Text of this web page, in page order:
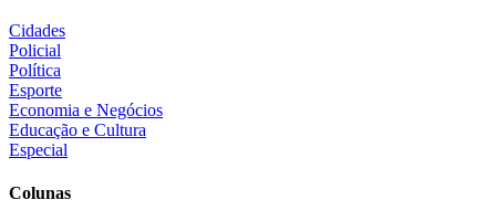
Cidades
Policial
Política
Esporte
Economia e Negócios
Educação e Cultura
Especial
Colunas